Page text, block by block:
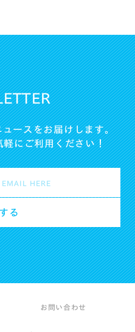
ースをお届けします。
にご利用ください！
お問い合わせ